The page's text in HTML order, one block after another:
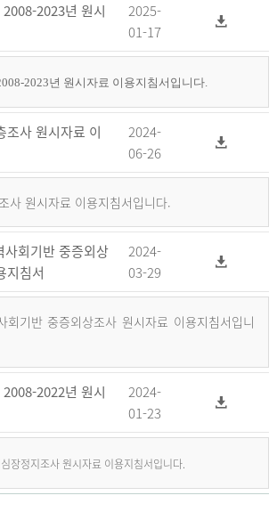
2023년 원시
2025-
01-17
2023년 원시자료 이용지침서입니다.
조사 원시자료 이
2024-
06-26
사 원시자료 이용지침서입니다.
회기반 중증외상
지침서
2024-
03-29
회기반 중증외상조사 원시자료 이용지침서입니
2022년 원시
2024-
01-23
장정지조사 원시자료 이용지침서입니다.